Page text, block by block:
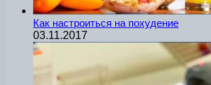
Как настроиться на похудение
03.11.2017